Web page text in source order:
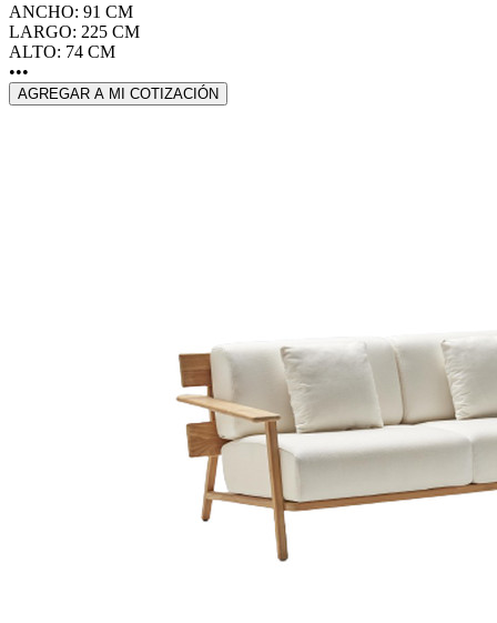
ANCHO: 91 CM
LARGO: 225 CM
ALTO: 74 CM
•••
AGREGAR A MI COTIZACIÓN